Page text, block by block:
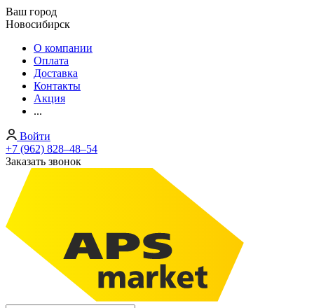
Ваш город
Новосибирск
О компании
Оплата
Доставка
Контакты
Акция
...
Войти
+7 (962) 828‒48‒54
Заказать звонок